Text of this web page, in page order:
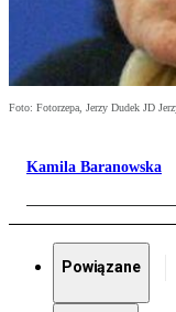
Foto: Fotorzepa, Jerzy Dudek JD
Kamila Baranowska
Powiązane